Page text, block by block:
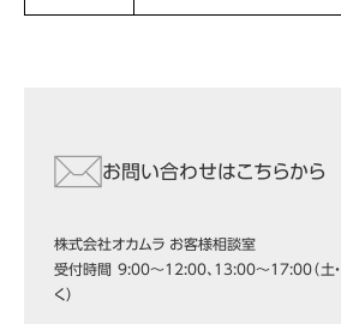
お問い合わせはこちらから
株式会社オカムラ お客様相談室
受付時間 9:00～12:00、13:00～17:00（土・
く）